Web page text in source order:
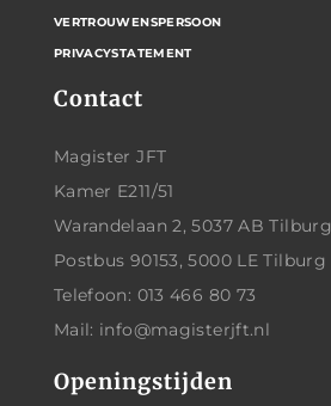
Contact
Magister JFT
Kamer E211/51
Warandelaan 2, 5037 AB Tilburg
Postbus 90153, 5000 LE Tilburg
Telefoon: 013 466 80 73
Mail: info@magisterjft.nl
Openingstijden
VERTROUWENSPERSOON
PRIVACYSTATEMENT